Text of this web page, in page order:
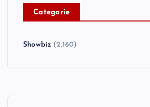
Categorie
Showbiz (2,160)